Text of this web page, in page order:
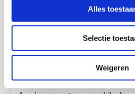
Alles
Selectie
Weigeren
het klopt. Voor nu én later. Kies
via Joinuz? Dan werk je bij
opdrachtgevers aan opdrachten
waardevolle ervaring op, bouw
netwerk bij verschillende
Ondertussen blijf je groeien via